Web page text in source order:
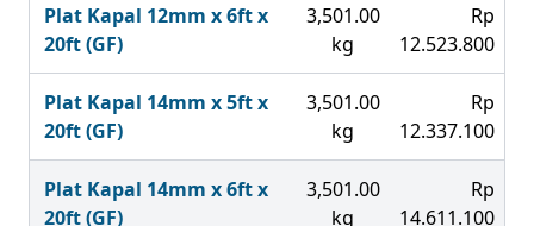
Plat Kapal 12mm x 6ft x
20ft (GF)
3,501.00
kg
Rp
12.523.800
Plat Kapal 14mm x 5ft x
20ft (GF)
3,501.00
kg
Rp
12.337.100
Plat Kapal 14mm x 6ft x
20ft (GF)
3,501.00
kg
Rp
14.611.100